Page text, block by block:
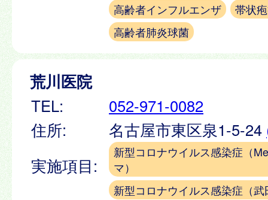
高齢者インフルエンザ
帯状
高齢者肺炎球菌
荒川医院
TEL:
052-971-0082
住所:
名古屋市東区泉1-5-24
実施項目:
新型コロナウイルス感染症（
マ）
新型コロナウイルス感染症（